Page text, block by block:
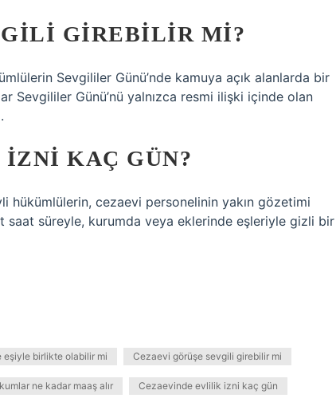
GIREBILIR MI?
Sevgililer Günü’nde kamuya açık alanlarda bir
Sevgililer Günü’nü yalnızca resmi ilişki içinde olan
KAÇ GÜN?
hükümlülerin, cezaevi personelinin yakın gözetimi
saat süreyle, kurumda veya eklerinde eşleriyle gizli bir
birlikte olabilir mi Cezaevi görüşe sevgili girebilir mi
ne kadar maaş alır Cezaevinde evlilik izni kaç gün